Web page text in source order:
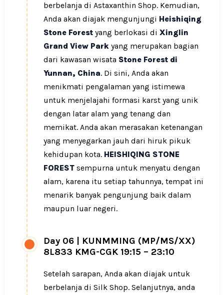
berbelanja di Astaxanthin Shop. Kemudian,
Anda akan diajak mengunjungi Heishiqing
Stone Forest yang berlokasi di Xinglin
Grand View Park yang merupakan bagian
dari kawasan wisata Stone Forest di
Yunnan, China. Di sini, Anda akan
menikmati pengalaman yang istimewa
untuk menjelajahi formasi karst yang unik
dengan latar alam yang tenang dan
memikat. Anda akan merasakan ketenangan
yang menyegarkan jauh dari hiruk pikuk
kehidupan kota. HEISHIQING STONE
FOREST sempurna untuk menyatu dengan
alam, karena itu setiap tahunnya, tempat ini
menarik banyak pengunjung baik dalam
maupun luar negeri.
Day 06
KUNMMING (MP/MS/XX)
8L833 KMG-CGK 19:15 – 23:10
Setelah sarapan, Anda akan diajak untuk
berbelanja di Silk Shop. Selanjutnya, anda